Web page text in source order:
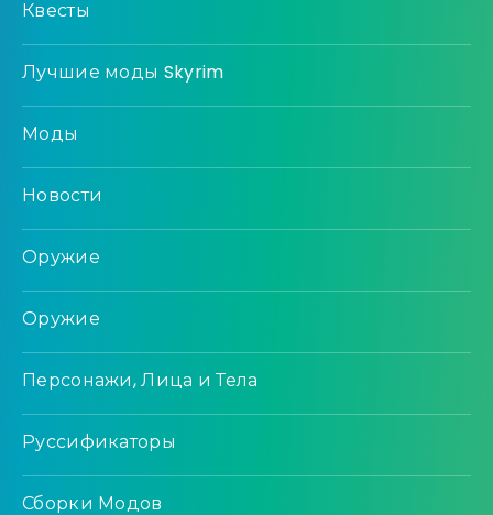
Квесты
Лучшие моды Skyrim
Моды
Новости
Оружие
Оружие
Персонажи, Лица и Тела
Руссификаторы
Сборки Модов